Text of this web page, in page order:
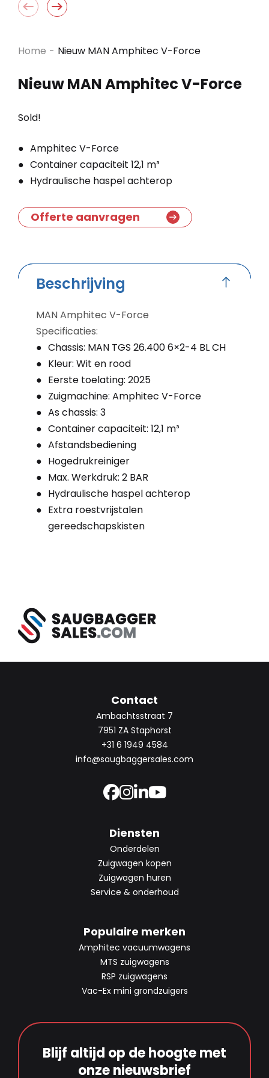
Home - Nieuw MAN Amphitec V-Force
Nieuw MAN Amphitec V-Force
Sold!
Amphitec V-Force
Container capaciteit 12,1 m³
Hydraulische haspel achterop
Offerte aanvragen
Beschrijving
MAN Amphitec V-Force
Specificaties:
Chassis: MAN TGS 26.400 6×2-4 BL CH
Kleur: Wit en rood
Eerste toelating: 2025
Zuigmachine: Amphitec V-Force
As chassis: 3
Container capaciteit: 12,1 m³
Afstandsbediening
Hogedrukreiniger
Max. Werkdruk: 2 BAR
Hydraulische haspel achterop
Extra roestvrijstalen
gereedschapskisten
Contact
Ambachtsstraat 7
7951 ZA Staphorst
+31 6 1949 4584
info@saugbaggersales.com
Diensten
Onderdelen
Zuigwagen kopen
Zuigwagen huren
Service & onderhoud
Populaire merken
Amphitec vacuumwagens
MTS zuigwagens
RSP zuigwagens
Vac-Ex mini grondzuigers
Blijf altijd op de hoogte met
onze nieuwsbrief